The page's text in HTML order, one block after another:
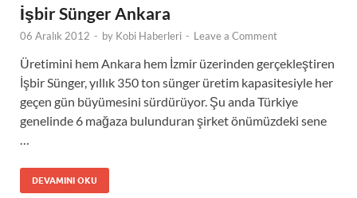
İşbir Sünger Ankara
06 Aralık 2012 - by Kobi Haberleri - Leave a Comment
Üretimini hem Ankara hem İzmir üzerinden gerçekleştiren
İşbir Sünger, yıllık 350 ton sünger üretim kapasitesiyle her
geçen gün büyümesini sürdürüyor. Şu anda Türkiye
genelinde 6 mağaza bulunduran şirket önümüzdeki sene
DEVAMINI OKU